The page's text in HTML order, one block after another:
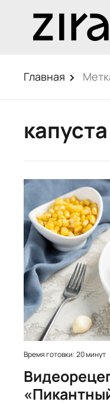
Главная
капуста
Время готовки: 20 минут